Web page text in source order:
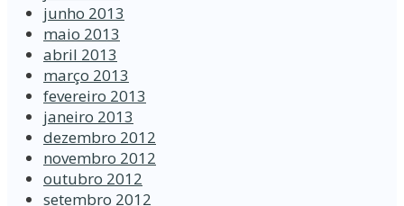
junho 2013
maio 2013
abril 2013
março 2013
fevereiro 2013
janeiro 2013
dezembro 2012
novembro 2012
outubro 2012
setembro 2012